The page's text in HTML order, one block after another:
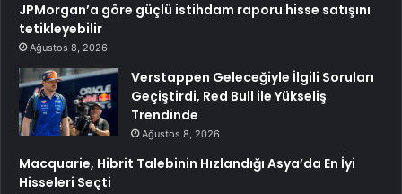
JPMorgan’a göre güçlü istihdam raporu hisse satışını
tetikleyebilir
Ağustos 8, 2026
Verstappen Geleceğiyle İlgili Soruları
Geçiştirdi, Red Bull ile Yükseliş
Trendinde
Ağustos 8, 2026
Macquarie, Hibrit Talebinin Hızlandığı Asya’da En İyi
Hisseleri Seçti